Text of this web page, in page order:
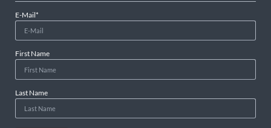
Pflichtfeld
E-Mail*
First Name
Last Name